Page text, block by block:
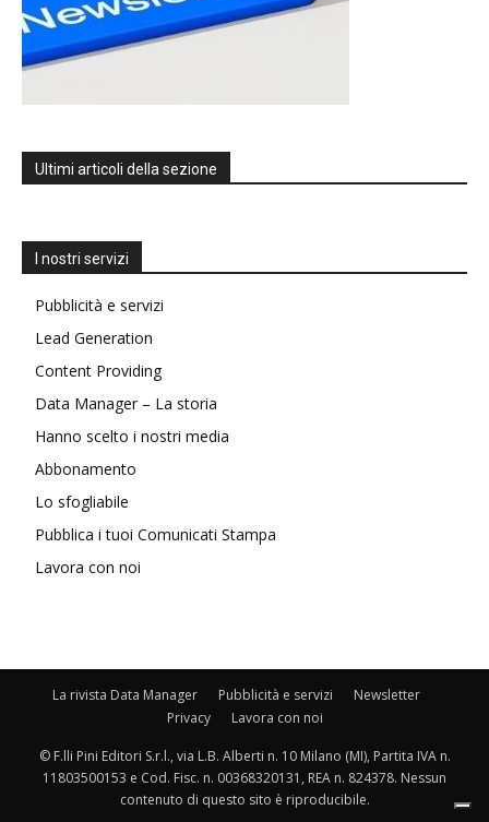
Ultimi articoli della sezione
I nostri servizi
Pubblicità e servizi
Lead Generation
Content Providing
Data Manager – La storia
Hanno scelto i nostri media
Abbonamento
Lo sfogliabile
Pubblica i tuoi Comunicati Stampa
Lavora con noi
La rivista Data Manager Pubblicità e servizi
Newsletter
Privacy
Lavora con noi
© F.lli Pini Editori S.r.l., via L.B. Alberti n. 10 Milano (MI), Partita IVA n.
11803500153 e Cod. Fisc. n. 00368320131, REA n. 824378. Nessun
contenuto di questo sito è riproducibile.